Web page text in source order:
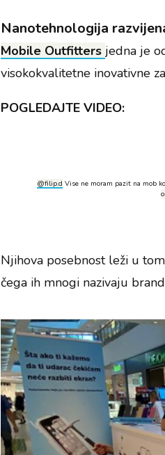
Nanotehnologija
Mobile Outfitters jedna je
visokokvalitetne inovativne
POGLEDAJTE VIDEO:
@filip.d Vise ne moram pazit na mob
Njihova posebnost leži u
čega ih mnogi nazivaju